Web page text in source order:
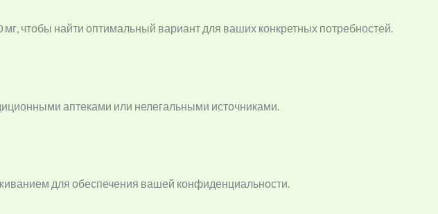
чтобы найти оптимальный вариант для ваших конкретных потребностей.
аптеками или нелегальными источниками.
для обеспечения вашей конфиденциальности.